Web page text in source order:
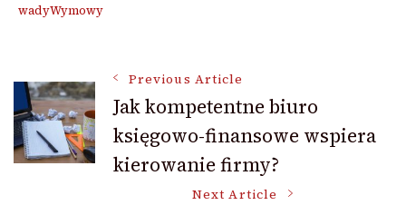
wadyWymowy
Post
Navigation
Previous Article
Jak kompetentne biuro
księgowo-finansowe wspiera
kierowanie firmy?
Next Article